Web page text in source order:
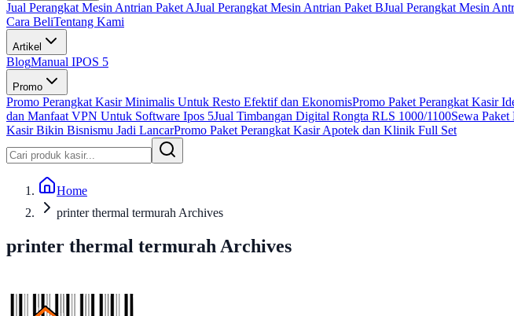
Jual Perangkat Mesin Antrian Paket AJual Perangkat Mesin Antrian Paket BJual Perangkat Mesin
Cara BeliTentang Kami
Artikel
BlogManual IPOS 5
Promo
Promo Perangkat Kasir Minimalis Untuk Resto Efektif dan EkonomisPromo Paket Perangkat Kasir
dan Manfaat VPN Untuk Software Ipos 5Jual Timbangan Digital Rongta RLS 1000/1100Sewa
Kasir Bikin Bisnismu Jadi LancarPromo Paket Perangkat Kasir Apotek dan Klinik Full Set
Home
printer thermal termurah Archives
printer thermal termurah Archives